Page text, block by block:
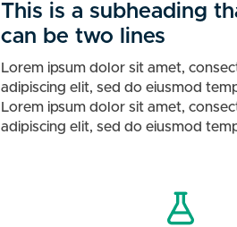
This is a subheading
can be two lines
Lorem ipsum dolor sit amet,
adipiscing elit, sed do eiusmod
Lorem ipsum dolor sit amet,
adipiscing elit, sed do eiusmod